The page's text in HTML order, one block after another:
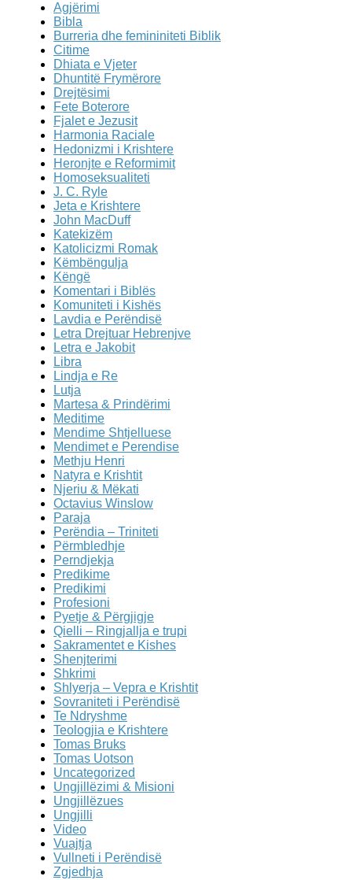
Agjërimi
Bibla
Burreria dhe femininiteti Biblik
Citime
Dhiata e Vjeter
Dhuntitë Frymërore
Drejtësimi
Fete Boterore
Fjalet e Jezusit
Harmonia Raciale
Hedonizmi i Krishtere
Heronjte e Reformimit
Homoseksualiteti
J. C. Ryle
Jeta e Krishtere
John MacDuff
Katekizëm
Katolicizmi Romak
Këmbëngulja
Këngë
Komentari i Biblës
Komuniteti i Kishës
Lavdia e Perëndisë
Letra Drejtuar Hebrenjve
Letra e Jakobit
Libra
Lindja e Re
Lutja
Martesa & Prindërimi
Meditime
Mendime Shtjelluese
Mendimet e Perendise
Methju Henri
Natyra e Krishtit
Njeriu & Mëkati
Octavius Winslow
Paraja
Perëndia – Triniteti
Përmbledhje
Perndjekja
Predikime
Predikimi
Profesioni
Pyetje & Përgjigje
Qielli – Ringjallja e trupi
Sakramentet e Kishes
Shenjterimi
Shkrimi
Shlyerja – Vepra e Krishtit
Sovraniteti i Perëndisë
Te Ndryshme
Teologjia e Krishtere
Tomas Bruks
Tomas Uotson
Uncategorized
Ungjillëzimi & Misioni
Ungjillëzues
Ungjilli
Video
Vuajtja
Vullneti i Perëndisë
Zgjedhja